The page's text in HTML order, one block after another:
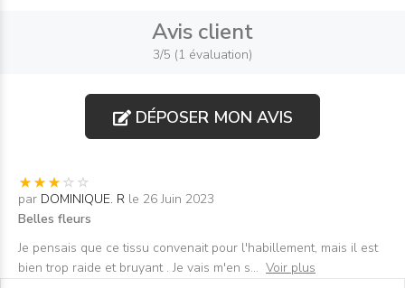
Avis client
3/5 (1 évaluation)
DÉPOSER MON AVIS
par DOMINIQUE. R le 26 Juin 2023
Belles fleurs
Je pensais que ce tissu convenait pour l'habillement, mais il est
bien trop raide et bruyant . Je vais m'en s... Voir plus